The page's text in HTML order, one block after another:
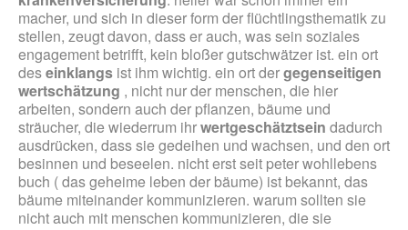
macher, und sich in dieser form der flüchtlingsthematik zu
stellen, zeugt davon, dass er auch, was sein soziales
engagement betrifft, kein bloßer gutschwätzer ist. ein ort
deseinklangs ist ihm wichtig. ein ort dergegenseitigen
wertschätzung , nicht nur der menschen, die hier
arbeiten, sondern auch der pflanzen, bäume und
sträucher, die wiederrum ihrwertgeschätztsein dadurch
ausdrücken, dass sie gedeihen und wachsen, und den ort
besinnen und beseelen. nicht erst seit peter wohllebens
buch ( das geheime leben der bäume) ist bekannt, das
bäume miteinander kommunizieren. warum sollten sie
nicht auch mit menschen kommunizieren, die sie